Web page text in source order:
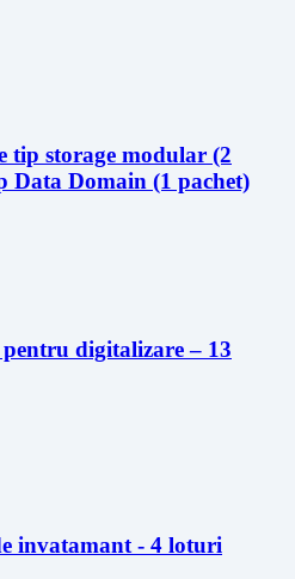
tip storage modular (2
Data Domain (1 pachet)
digitalizare – 13
invatamant - 4 loturi